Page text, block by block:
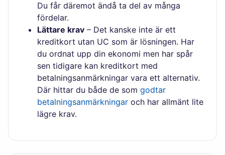
Du får däremot ändå ta del av många
fördelar.
Lättare krav – Det kanske inte är ett
kreditkort utan UC som är lösningen. Har
du ordnat upp din ekonomi men har spår
sen tidigare kan kreditkort med
betalningsanmärkningar vara ett alternativ.
Där hittar du både de som godtar
betalningsanmärkningar och har allmänt lite
lägre krav.